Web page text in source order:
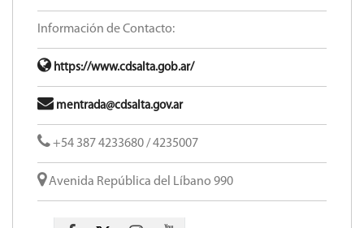
Información de Contacto:
https://www.cdsalta.gob.ar/
mentrada@cdsalta.gov.ar
+54 387 4233680 / 4235007
Avenida República del Líbano 990